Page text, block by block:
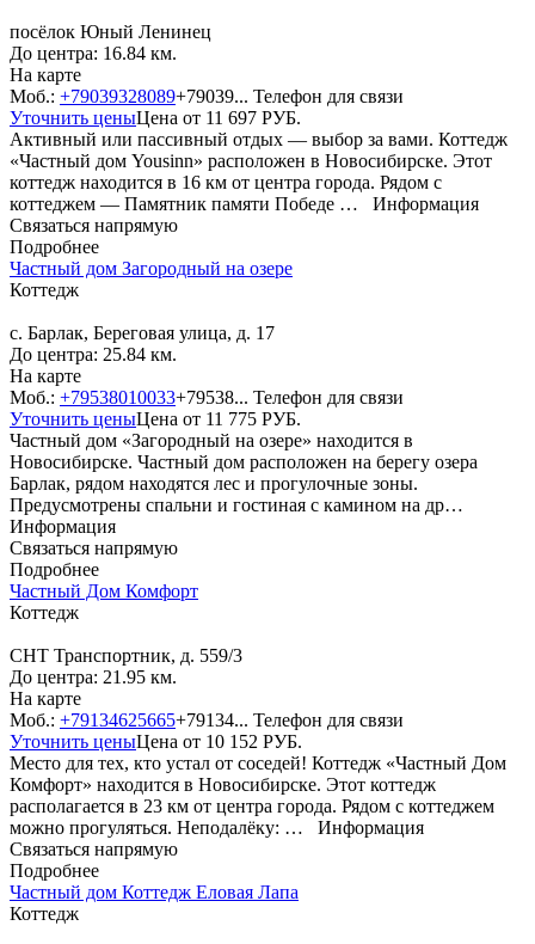
посёлок Юный Ленинец
До центра: 16.84 км.
На карте
Моб.: +79039328089+79039... Телефон для связи
Уточнить ценыЦена от 11 697 РУБ.
Активный или пассивный отдых — выбор за вами. Коттедж
«Частный дом Yousinn» расположен в Новосибирске. Этот
коттедж находится в 16 км от центра города. Рядом с
коттеджем — Памятник памяти Победе … Информация
Связаться напрямую
Подробнее
Частный дом Загородный на озере
Коттедж
с. Барлак, Береговая улица, д. 17
До центра: 25.84 км.
На карте
Моб.: +79538010033+79538... Телефон для связи
Уточнить ценыЦена от 11 775 РУБ.
Частный дом «Загородный на озере» находится в
Новосибирске. Частный дом расположен на берегу озера
Барлак, рядом находятся лес и прогулочные зоны.
Предусмотрены спальни и гостиная с камином на др…
Информация
Связаться напрямую
Подробнее
Частный Дом Комфорт
Коттедж
СНТ Транспортник, д. 559/3
До центра: 21.95 км.
На карте
Моб.: +79134625665+79134... Телефон для связи
Уточнить ценыЦена от 10 152 РУБ.
Место для тех, кто устал от соседей! Коттедж «Частный Дом
Комфорт» находится в Новосибирске. Этот коттедж
располагается в 23 км от центра города. Рядом с коттеджем
можно прогуляться. Неподалёку: … Информация
Связаться напрямую
Подробнее
Частный дом Коттедж Еловая Лапа
Коттедж